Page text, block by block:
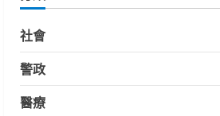
社會
警政
醫療